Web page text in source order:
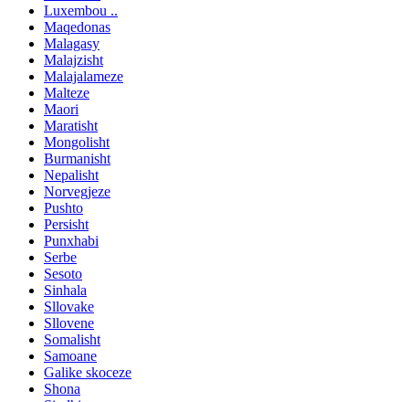
Luxembou ..
Maqedonas
Malagasy
Malajzisht
Malajalameze
Malteze
Maori
Maratisht
Mongolisht
Burmanisht
Nepalisht
Norvegjeze
Pushto
Persisht
Punxhabi
Serbe
Sesoto
Sinhala
Sllovake
Sllovene
Somalisht
Samoane
Galike skoceze
Shona